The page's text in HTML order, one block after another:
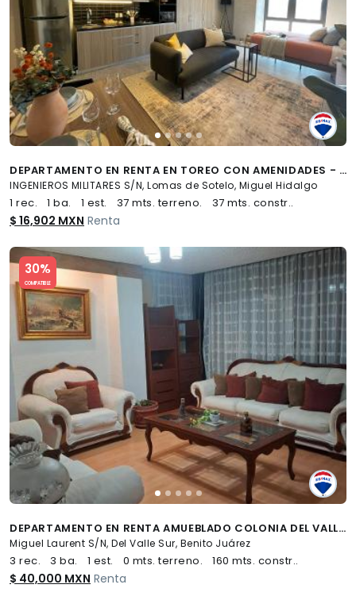
DEPARTAMENTO EN RENTA EN TOREO CON AMENIDADES - (34)
INGENIEROS MILITARES S/N, Lomas de Sotelo, Miguel Hidalgo
1 rec. 1 ba. 1 est. 37 mts. terreno. 37 mts. constr..
$ 16,902 MXN Renta
30%
COMPATIBLE
Slide 1 of 5
DEPARTAMENTO EN RENTA AMUEBLADO COLONIA DEL VALLE SUR - (34)
Miguel Laurent S/N, Del Valle Sur, Benito Juárez
3 rec. 3 ba. 1 est. 0 mts. terreno. 160 mts. constr..
$ 40,000 MXN Renta